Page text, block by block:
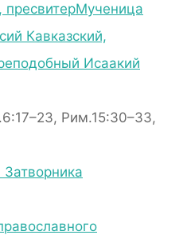
Мученица
Кавказский,
Исаакий
Рим.15:30–33,